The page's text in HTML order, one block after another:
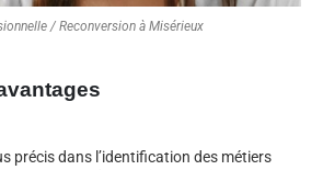
/ Reconversion à Misérieux
précis dans l’identification des métiers